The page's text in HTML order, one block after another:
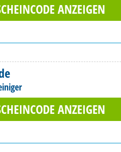
ANZEIGEN
ANZEIGEN